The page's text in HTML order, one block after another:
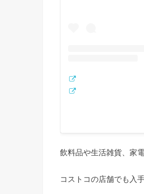
飲料品や生活雑貨、家
コストコの店舗でも入